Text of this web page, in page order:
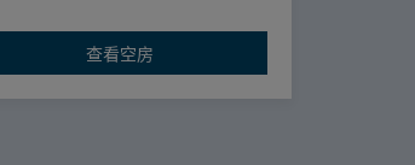
查看空房